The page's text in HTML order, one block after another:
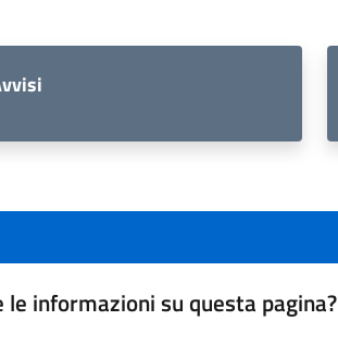
le informazioni su questa pagina?